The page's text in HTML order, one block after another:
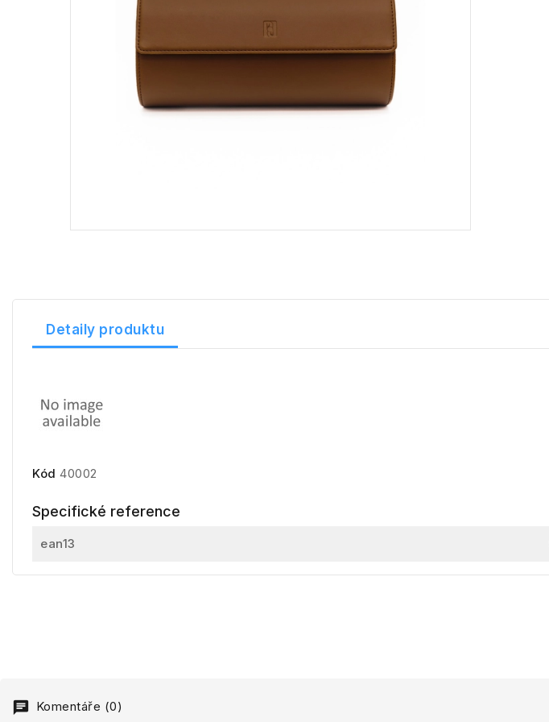
Detaily produktu
Kód 40002
Specifické reference
ean13
Komentáře (0)